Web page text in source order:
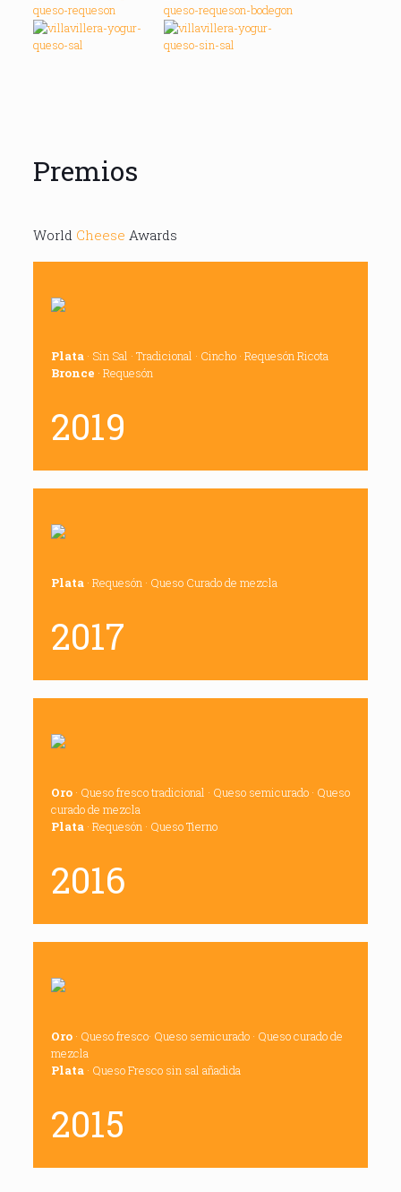
Premios
World Cheese Awards
Plata· Sin Sal · Tradicional · Cincho · Requesón Ricota
Bronce · Requesón
2019
Plata· Requesón · Queso Curado de mezcla
2017
Oro· Queso fresco tradicional · Queso semicurado · Queso
curado de mezcla
Plata· Requesón · Queso Tierno
2016
Oro· Queso fresco· Queso semicurado · Queso curado de
mezcla
Plata· Queso Fresco sin sal añadida
2015